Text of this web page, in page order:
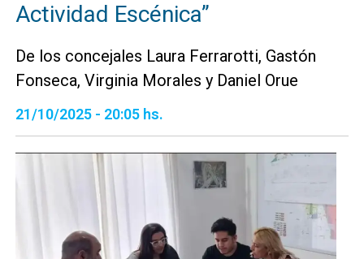
Actividad Escénica”
De los concejales Laura Ferrarotti, Gastón
Fonseca, Virginia Morales y Daniel Orue
21/10/2025 - 20:05 hs.